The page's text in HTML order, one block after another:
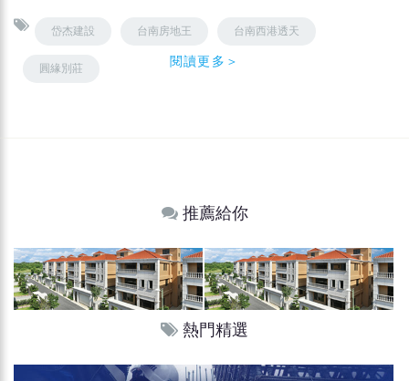
岱杰建設 台南房地王 台南西港透天
圓緣別莊 閱讀更多＞
推薦給你
熱門精選